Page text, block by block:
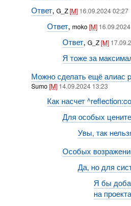
Ответ,G_Z[M] 16.09.2024 02:27
Ответ, moko[M]
Ответ,G_Z[M]
Я тоже за
Можно сделать ещё алиас
Sumo[M] 14.09.2024 13:23
Как насчет
Для особых
Увы, так
Особых
Да, но для
Я бы
на